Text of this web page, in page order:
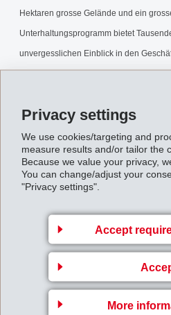
Privacy settings
We use cookies/targeting and
measure results and/or tailor the
Because we value your privacy,
You can change/adjust your
"Privacy settings".
Accept
More
Hektaren grosse Gelände und ein
Unterhaltungsprogramm bietet
unvergesslichen Einblick in den
Back to
Gruppenleitung
EFTEC AG
Hofstrasse 31
8590 Romanshorn
Switzerland